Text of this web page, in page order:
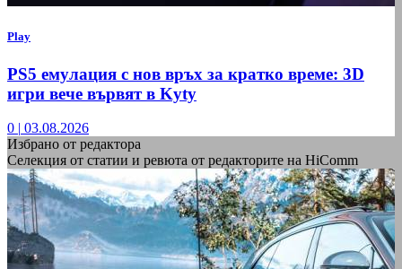
Play
PS5 емулация с нов връх за кратко време: 3D
игри вече вървят в Kyty
0 | 03.08.2026
Избрано от редактора
Селекция от статии и ревюта от редакторите на HiComm